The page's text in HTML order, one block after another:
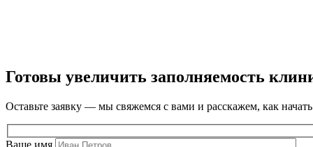
Готовы увеличить заполняемость
Оставьте заявку — мы свяжемся с вами и расскажем, как
Ваше имя